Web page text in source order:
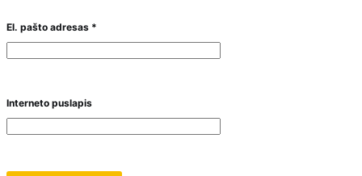
El. pašto adresas *
Interneto puslapis